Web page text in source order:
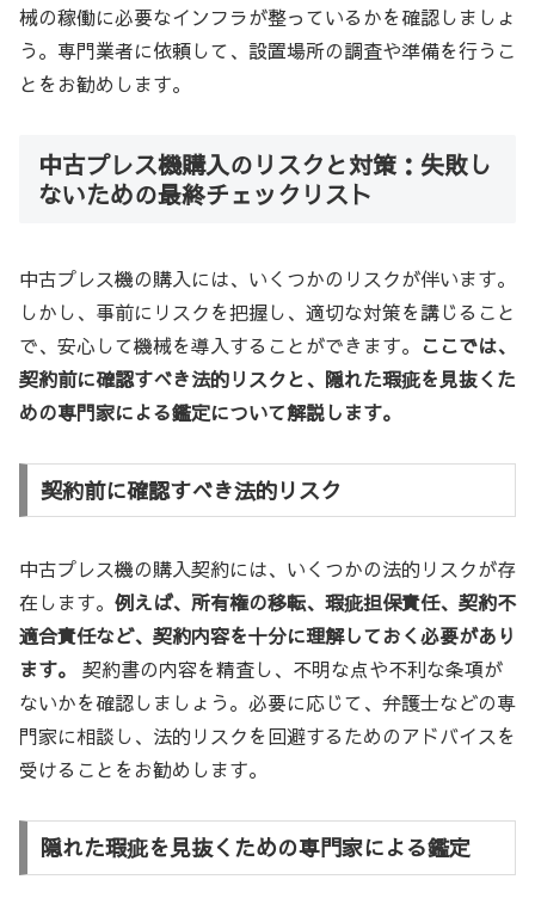
械の稼働に必要なインフラが整っているかを確認しましょ
う。専門業者に依頼して、設置場所の調査や準備を行うこ
とをお勧めします。
中古プレス機購入のリスクと対策：失敗し
ないための最終チェックリスト
中古プレス機の購入には、いくつかのリスクが伴います。
しかし、事前にリスクを把握し、適切な対策を講じること
で、安心して機械を導入することができます。 ここでは、
契約前に確認すべき法的リスクと、隠れた瑕疵を見抜くた
めの専門家による鑑定について解説します。
契約前に確認すべき法的リスク
中古プレス機の購入契約には、いくつかの法的リスクが存
在します。 例えば、所有権の移転、瑕疵担保責任、契約不
適合責任など、契約内容を十分に理解しておく必要があり
ます。
契約書の内容を精査し、不明な点や不利な条項が
ないかを確認しましょう。必要に応じて、弁護士などの専
門家に相談し、法的リスクを回避するためのアドバイスを
受けることをお勧めします。
隠れた瑕疵を見抜くための専門家による鑑定